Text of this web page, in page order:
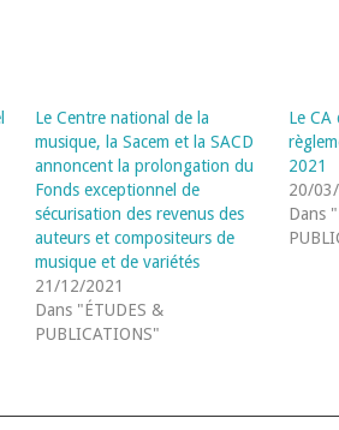
Le Centre national de la
musique, la Sacem et la SACD
annoncent la prolongation du
Fonds exceptionnel de
sécurisation des revenus des
auteurs et compositeurs de
musique et de variétés
21/12/2021
Dans "ÉTUDES &
PUBLICATIONS"
Le CA
2021
20/
Dans